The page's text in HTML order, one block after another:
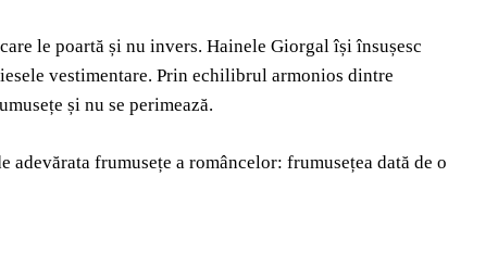
le poartă și nu invers. Hainele Giorgal își însușesc
vestimentare. Prin echilibrul armonios dintre
și nu se perimează.
adevărata frumusețe a româncelor: frumusețea dată de o